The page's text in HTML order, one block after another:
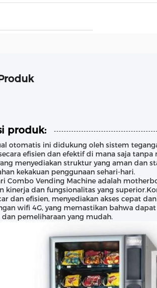
produk:
otomatis ini didukung oleh sistem
efisien dan efektif di mana saja
menyediakan struktur yang aman dan
kekakuan penggunaan sehari-hari.
Combo Vending Machine adalah
kinerja dan fungsionalitas yang
dan efisien, menyediakan akses cepat
wifi 4G, yang memastikan bahwa
pemeliharaan yang mudah.